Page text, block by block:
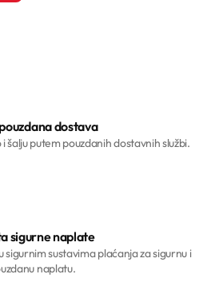
dostava
šalju putem pouzdanih dostavnih službi.
sigurne naplate
sigurnim sustavima plaćanja za sigurnu i
naplatu.